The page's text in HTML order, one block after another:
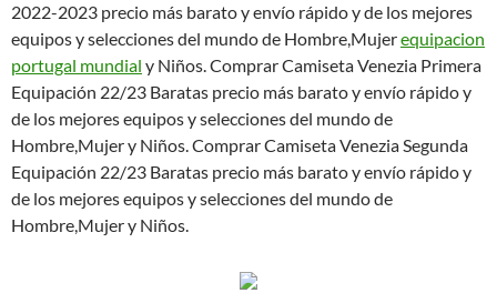
2022-2023 precio más barato y envío rápido y de los mejores
equipos y selecciones del mundo de Hombre,Mujerequipacion
portugal mundial y Niños. Comprar Camiseta Venezia Primera
Equipación 22/23 Baratas precio más barato y envío rápido y
de los mejores equipos y selecciones del mundo de
Hombre,Mujer y Niños. Comprar Camiseta Venezia Segunda
Equipación 22/23 Baratas precio más barato y envío rápido y
de los mejores equipos y selecciones del mundo de
Hombre,Mujer y Niños.